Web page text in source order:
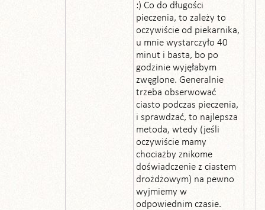
:) Co do długości
pieczenia, to zależy to
oczywiście od piekarnika,
u mnie wystarczyło 40
minut i basta, bo po
godzinie wyjęłabym
zwęglone. Generalnie
trzeba obserwować
ciasto podczas pieczenia,
i sprawdzać, to najlepsza
metoda, wtedy (jeśli
oczywiście mamy
chociażby znikome
doświadczenie z ciastem
drożdżowym) na pewno
wyjmiemy w
odpowiednim czasie.